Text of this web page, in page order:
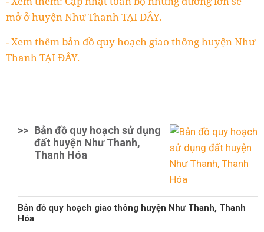
mở ở huyện Như Thanh TẠI ĐÂY.
- Xem thêm bản đồ quy hoạch giao thông huyện Như
Thanh TẠI ĐÂY.
>> Bản đồ quy hoạch sử dụng
đất huyện Như Thanh,
Thanh Hóa
Bản đồ quy hoạch giao thông huyện Như Thanh, Thanh
Hóa